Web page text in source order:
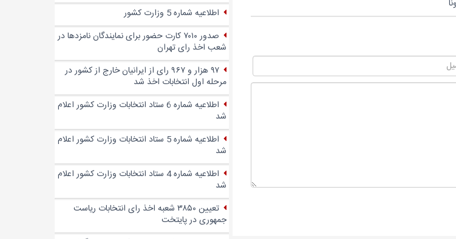
اطلاعیه شماره 5 وزارت کشور
صدور ۷۰۱۰ کارت حضور برای نمایندگان نامزدها در
شعب اخذ رای تهران
۹۷ هزار و ۹۶۷ رای از ایرانیان خارج از کشور در
مرحله اول انتخابات اخذ شد
اطلاعیه شماره 6 ستاد انتخابات وزارت کشور اعلام
شد
اطلاعیه شماره 5 ستاد انتخابات وزارت کشور اعلام
شد
اطلاعیه شماره 4 ستاد انتخابات وزارت کشور اعلام
شد
تعیین ۳۸۵۰ شعبه اخذ رای انتخابات ریاست
جمهوری در پایتخت